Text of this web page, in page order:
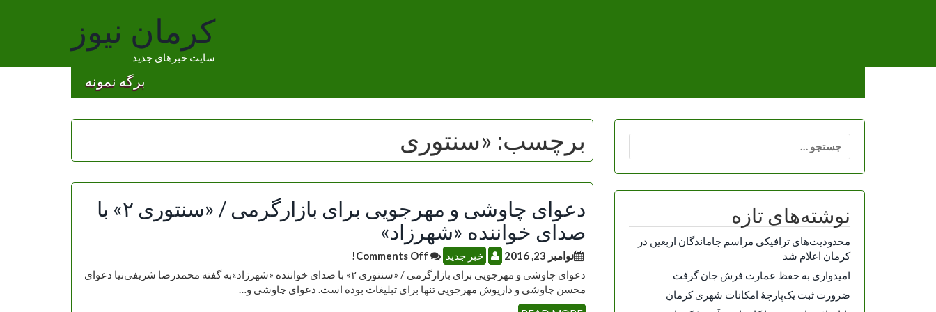
کرمان نیوز
سایت خبرهای جدید
برگه نمونه
برچسب: «سنتوری
دعوای چاوشی و مهرجویی برای بازارگرمی / «سنتوری ۲» با
صدای خواننده «شهرزاد»
نوامبر 23, 2016 خبر جدید
دعوای چاوشی و مهرجویی برای بازارگرمی / «سنتوری ۲» با صدای خواننده «شهرزاد»به گفته محمدرضا شریفی‌نیا دعوای
محسن چاوشی و داریوش مهرجویی تنها برای تبلیغات بوده است. دعوای چاوشی و…
برای:
نوشته‌های تازه
محدودیت‌های ترافیکی مراسم جاماندگان اربعین در
کرمان اعلام شد
امیدواری به حفظ عمارت فرش جان گرفت
ضرورت ثبت یک‌پارچۀ امکانات شهری کرمان